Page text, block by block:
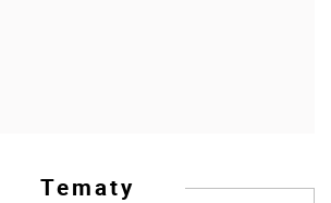
Tematy